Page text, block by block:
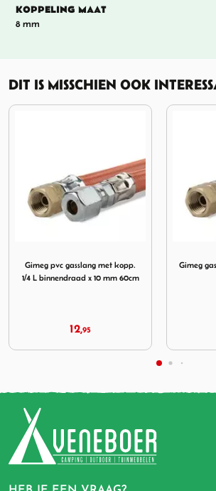
KOPPELING MAAT
8 mm
DIT IS MISSCHIEN OOK
Gimeg pvc gasslang met kopp.
1/4 L binnendraad x 10 mm 60cm
95
Gimeg
x